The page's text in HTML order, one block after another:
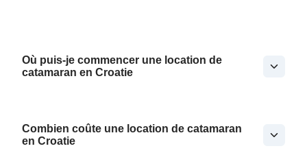
Où puis-je commencer une location de
catamaran en Croatie
Combien coûte une location de catamaran
en Croatie